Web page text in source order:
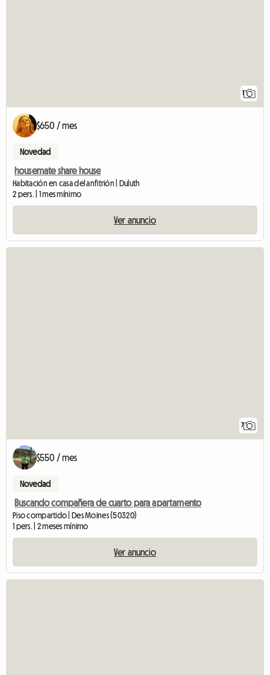
1
$650 / mes
Novedad
housemate share house
Habitación en casa del anfitrión | Duluth
2 pers. | 1 mes mínimo
Ver anuncio
7
$550 / mes
Novedad
Buscando compañera de cuarto para apartamento
Piso compartido | Des Moines (50320)
1 pers. | 2 meses mínimo
Ver anuncio